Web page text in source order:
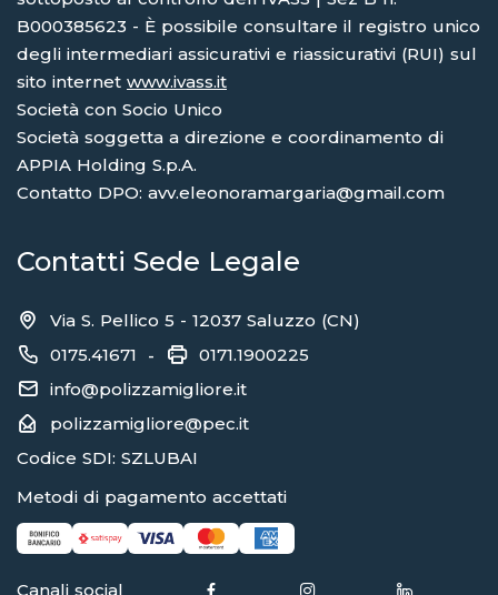
B000385623 - È possibile consultare il registro unico
degli intermediari assicurativi e riassicurativi (RUI) sul
sito internet www.ivass.it
Società con Socio Unico
Società soggetta a direzione e coordinamento di
APPIA Holding S.p.A.
Contatto DPO: avv.eleonoramargaria@gmail.com
Contatti Sede Legale
Via S. Pellico 5 - 12037 Saluzzo (CN)
0175.41671 -
0171.1900225
info@polizzamigliore.it
polizzamigliore@pec.it
Codice SDI: SZLUBAI
Metodi di pagamento accettati
Canali social